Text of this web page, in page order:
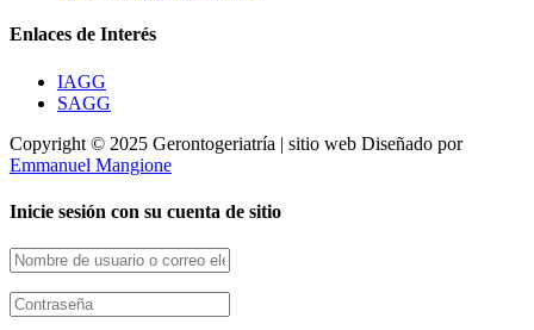
Enlaces de Interés
IAGG
SAGG
Copyright © 2025 Gerontogeriatría | sitio web Diseñado por
Emmanuel Mangione
Inicie sesión con su cuenta de sitio